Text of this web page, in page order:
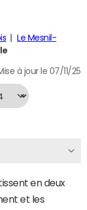
Le Mesnil-
à jour le 07/11/25
en deux
et les